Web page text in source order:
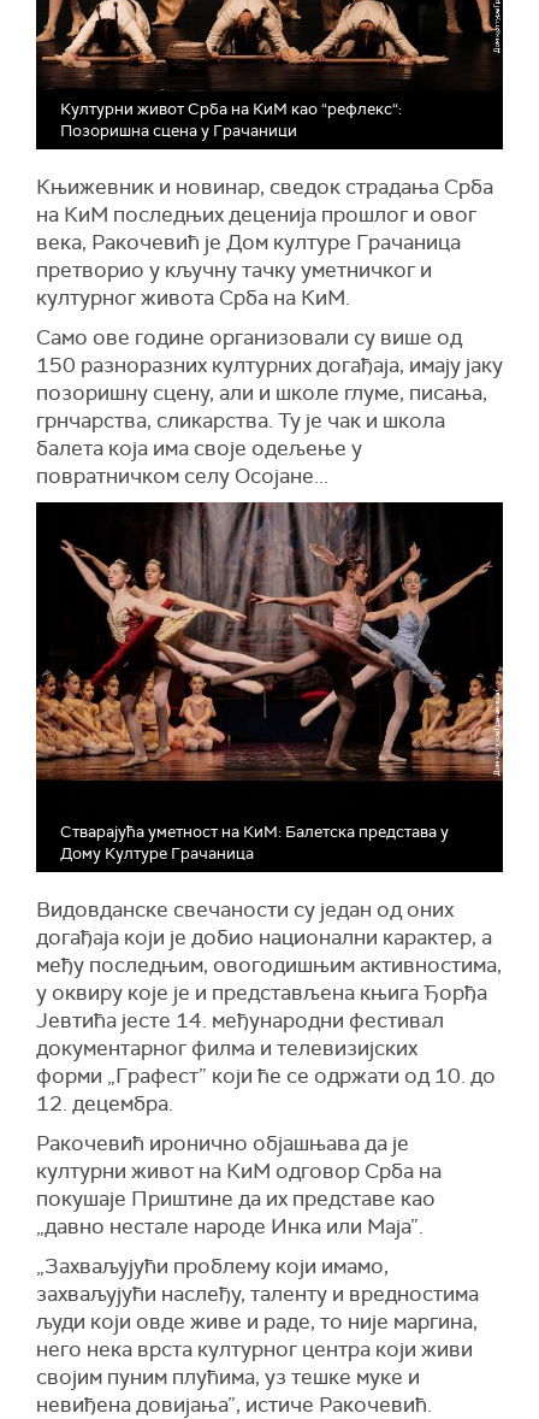
Културни живот Срба на КиМ као “рефлекс“:
Позоришна сцена у Грачаници
Књижевник и новинар, сведок страдања Срба
на КиМ последњих деценија прошлог и овог
века, Ракочевић је Дом културе Грачаница
претворио у кључну тачку уметничког и
културног живота Срба на КиМ.
Само ове године организовали су више од
150 разноразних културних догађаја, имају јаку
позоришну сцену, али и школе глуме, писања,
грнчарства, сликарства. Ту је чак и школа
балета која има своје одељење у
повратничком селу Осојане...
Стварајућа уметност на КиМ: Балетска представа у
Дому Културе Грачаница
Видовданске свечаности су један од оних
догађаја који је добио национални карактер, а
међу последњим, овогодишњим активностима,
у оквиру које је и представљена књига Ђорђа
Јевтића јесте 14. међународни фестивал
документарног филма и телевизијских
форми „Графест” који ће се одржати од 10. до
12. децембра.
Ракочевић иронично објашњава да је
културни живот на КиМ одговор Срба на
покушаје Приштине да их представе као
„давно нестале народе Инка или Маја”.
„Захваљујући проблему који имамо,
захваљујући наслеђу, таленту и вредностима
људи који овде живе и раде, то није маргина,
него нека врста културног центра који живи
својим пуним плућима, уз тешке муке и
невиђена довијања”, истиче Ракочевић.